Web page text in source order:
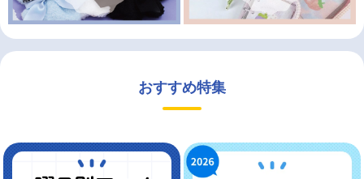
おすすめ特集